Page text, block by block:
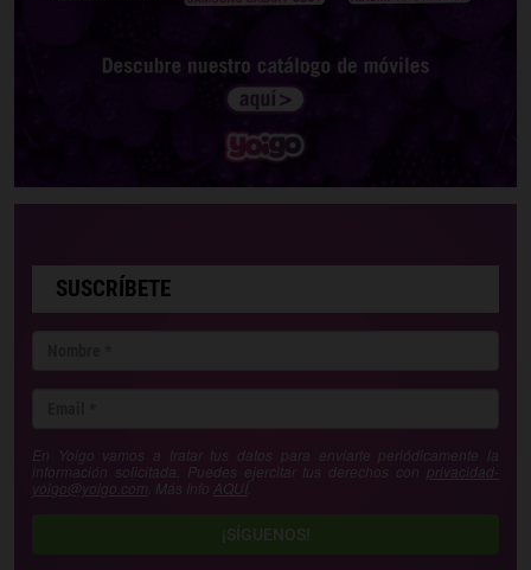
SUSCRÍBETE
En Yoigo vamos a tratar tus datos para enviarte periódicamente la
información solicitada. Puedes ejercitar tus derechos con privacidad-
yoigo@yoigo.com . Más Info AQUÍ
¡SÍGUENOS!